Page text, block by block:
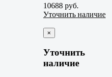
10688 руб.
Уточнить наличие
×
Уточнить
наличие